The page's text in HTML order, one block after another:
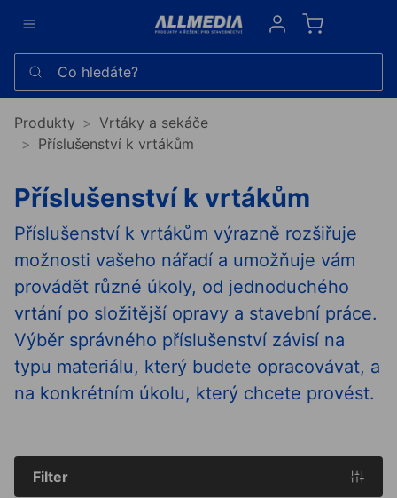
Sign in
Co hledáte?
Produkty
Vrtáky a sekáče
Příslušenství k vrtákům
Příslušenství k vrtákům
Příslušenství k vrtákům výrazně rozšiřuje
možnosti vašeho nářadí a umožňuje vám
provádět různé úkoly, od jednoduchého
vrtání po složitější opravy a stavební práce.
Výběr správného příslušenství závisí na
typu materiálu, který budete opracovávat, a
na konkrétním úkolu, který chcete provést.
Filter